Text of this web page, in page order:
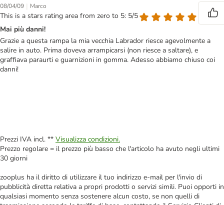
08/04/09 | Marco
This is a stars rating area from zero to 5: 5/5
Mai più danni!
Grazie a questa rampa la mia vecchia Labrador riesce agevolmente a
salire in auto. Prima doveva arrampicarsi (non riesce a saltare), e
graffiava paraurti e guarnizioni in gomma. Adesso abbiamo chiuso coi
danni!
Prezzi IVA incl. ** Visualizza condizioni.
Prezzo regolare = il prezzo più basso che l'articolo ha avuto negli ultimi
30 giorni
zooplus ha il diritto di utilizzare il tuo indirizzo e-mail per l'invio di
pubblicità diretta relativa a propri prodotti o servizi simili. Puoi opporti in
qualsiasi momento senza sostenere alcun costo, se non quelli di